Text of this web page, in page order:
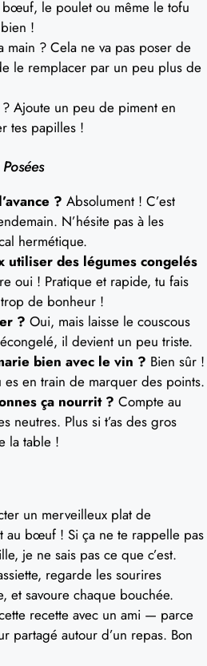
bœuf, le poulet ou même le tofu
!
main ? Cela ne va pas poser de
le remplacer par un peu plus de
Ajoute un peu de piment en
tes papilles !
? Absolument ! C’est
N’hésite pas à les
hermétique.
utiliser des légumes congelés
oui ! Pratique et rapide, tu fais
de bonheur !
? Oui, mais laisse le couscous
il devient un peu triste.
bien avec le vin ? Bien sûr !
en train de marquer des points.
ça nourrit ? Compte au
neutres. Plus si t’as des gros
la table !
un merveilleux plat de
au bœuf ! Si ça ne te rappelle pas
je ne sais pas ce que c’est.
regarde les sourires
et savoure chaque bouchée.
recette avec un ami — parce
partagé autour d’un repas. Bon